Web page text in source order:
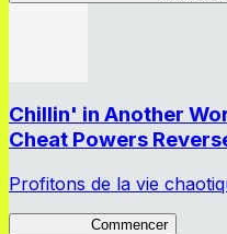
Chillin' in Another
Cheat Powers
Profitons de la vie
Commencer